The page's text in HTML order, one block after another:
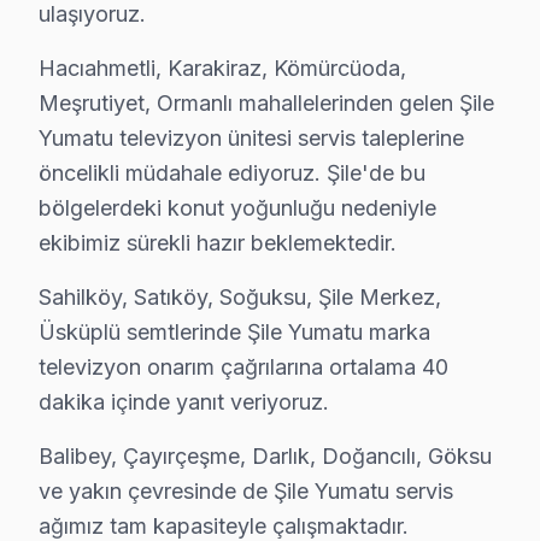
• Şile'de Wi-Fi optimizasyonu ve yayın ayarları
• Şile servisimizde oyun konsolu ve harici cihaz
• Şile'de uzaktan kumanda programlama
Doğru montaj, Yumatu televizyon'nizin
Şile Yumatu TV Temizlik ve Bakım –
Televizyon arızalarının büyük kısmı ihmal edilen
• Şile'de toz ve ısı yönetimi optimizasyonu
• Güç kartı kondansatör ön kontrolü — Şile
• Şile'de ekran pikseli ve renk kalibrasyonu
• Şile'de bağlantı portları ve konektör bakımı
Yılda en az bir kez profesyonel bakım, Yumatu
ulaşıyoruz.
Hacıahmetli, Karakiraz, Kömürcüoda,
Meşrutiyet, Ormanlı mahallelerinden gelen Şile
Yumatu televizyon ünitesi servis taleplerine
öncelikli müdahale ediyoruz. Şile'de bu
bölgelerdeki konut yoğunluğu nedeniyle
ekibimiz sürekli hazır beklemektedir.
Sahilköy, Satıköy, Soğuksu, Şile Merkez,
Üsküplü semtlerinde Şile Yumatu marka
televizyon onarım çağrılarına ortalama 40
dakika içinde yanıt veriyoruz.
Balibey, Çayırçeşme, Darlık, Doğancılı, Göksu
ve yakın çevresinde de Şile Yumatu servis
ağımız tam kapasiteyle çalışmaktadır.